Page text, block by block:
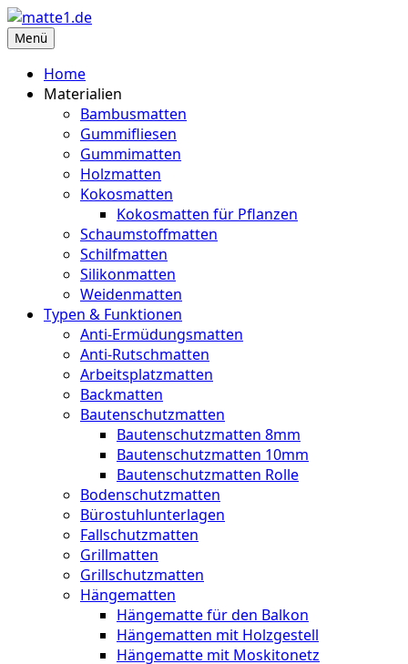
Zum
Inhalt
matte1.de
Deine Infoseite für Matten aller Art
Menü
Home
Materialien
Bambusmatten
Gummifliesen
Gummimatten
Holzmatten
Kokosmatten
Kokosmatten für Pflanzen
Schaumstoffmatten
Schilfmatten
Silikonmatten
Weidenmatten
Typen & Funktionen
Anti-Ermüdungsmatten
Anti-Rutschmatten
Arbeitsplatzmatten
Backmatten
Bautenschutzmatten
Bautenschutzmatten 8mm
Bautenschutzmatten 10mm
Bautenschutzmatten Rolle
Bodenschutzmatten
Bürostuhlunterlagen
Fallschutzmatten
Grillmatten
Grillschutzmatten
Hängematten
Hängematte für den Balkon
Hängematten mit Holzgestell
Hängematte mit Moskitonetz